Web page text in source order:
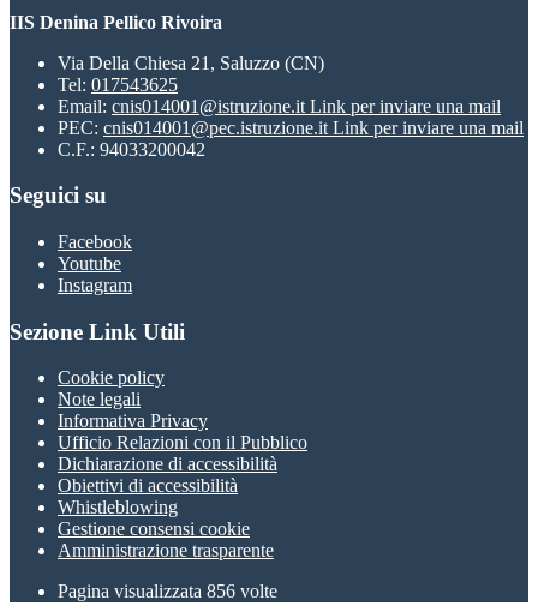
IIS Denina Pellico Rivoira
Via Della Chiesa 21, Saluzzo (CN)
Tel: 017543625
Email: cnis014001@istruzione.it Link per inviare una mail
PEC: cnis014001@pec.istruzione.it Link per inviare una mail
C.F.: 94033200042
Seguici su
Facebook
Youtube
Instagram
Sezione Link Utili
Cookie policy
Note legali
Informativa Privacy
Ufficio Relazioni con il Pubblico
Dichiarazione di accessibilità
Obiettivi di accessibilità
Whistleblowing
Gestione consensi cookie
Amministrazione trasparente
Pagina visualizzata 856 volte